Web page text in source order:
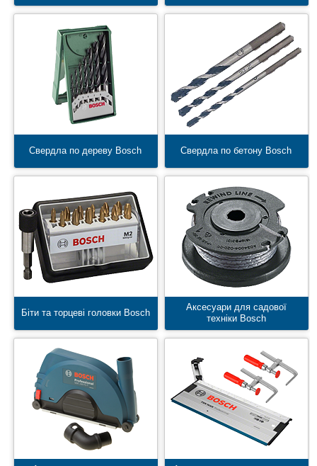
Свердла по дереву Bosch Свердла по бетону Bosch
Біти та торцеві головки Bosch
Аксесуари для садової
техніки Bosch